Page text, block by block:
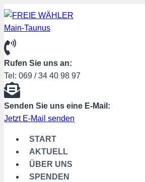
Zum
Rufen Sie uns an:
Tel: 069 / 34 40 98 97
Senden Sie uns eine E-Mail:
Jetzt E-Mail senden
START
AKTUELL
ÜBER UNS
SPENDEN